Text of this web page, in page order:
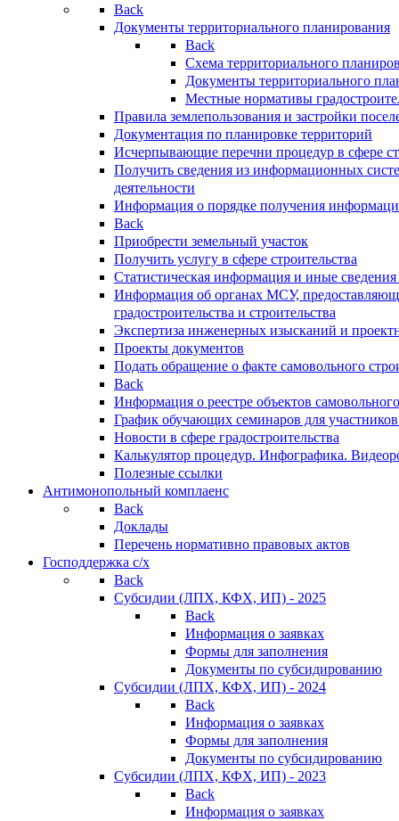
Back
Документы территориального планирования
Back
Схема территориального
Документы территориального
Местные нормативы
Правила землепользования и застройки
Документация по планировке территорий
Исчерпывающие перечни процедур в сфере
Получить сведения из информационных
деятельности
Информация о порядке получения
Back
Приобрести земельный участок
Получить услугу в сфере строительства
Статистическая информация и иные сведения
Информация об органах МСУ,
градостроительства и строительства
Экспертиза инженерных изысканий и
Проекты документов
Подать обращение о факте самовольного
Back
Информация о реестре объектов
График обучающих семинаров для участников
Новости в сфере градостроительства
Калькулятор процедур. Инфографика.
Полезные ссылки
Антимонопольный комплаенс
Back
Доклады
Перечень нормативно правовых актов
Господдержка с/х
Back
Субсидии (ЛПХ, КФХ, ИП) - 2025
Back
Информация о заявках
Формы для заполнения
Документы по субсидированию
Субсидии (ЛПХ, КФХ, ИП) - 2024
Back
Информация о заявках
Формы для заполнения
Документы по субсидированию
Субсидии (ЛПХ, КФХ, ИП) - 2023
Back
Информация о заявках